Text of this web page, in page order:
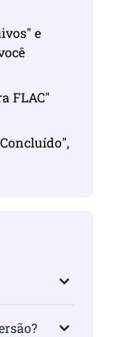
e
FLAC"